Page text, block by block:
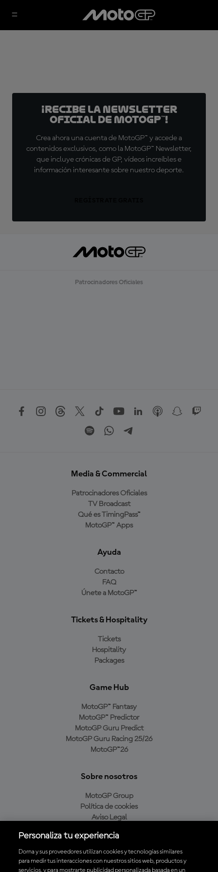
¡Recibe la Newsletter
oficial de MotoGP™!
Crea ahora una cuenta de MotoGP™ y accede a
contenidos exclusivos, como la MotoGP™ Newsletter,
que incluye crónicas de GP, vídeos increíbles e
información interesante sobre nuestro deporte.
Patrocinadores Oficiales
Media & Commercial
Patrocinadores Oficiales
TV Broadcast
Qué es TimingPass™
MotoGP™ Apps
Ayuda
Contacto
FAQ
Únete a MotoGP™
Tickets & Hospitality
Tickets
Hospitality
Packages
Game Hub
MotoGP™ Fantasy
MotoGP™ Predictor
MotoGP Guru Predict
MotoGP Guru Racing 25/26
MotoGP™26
Sobre nosotros
MotoGP Group
Política de cookies
Aviso Legal
Política de compra
Personaliza tu experiencia
Dorna y sus proveedores utilizan cookies y tecnologías similares
para medir tus interacciones con nuestros sitios web, productos y
servicios, y para mostrarte publicidad personalizada basada en un